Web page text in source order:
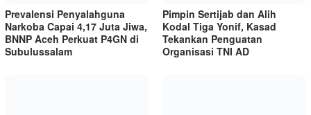
Prevalensi Penyalahguna
Narkoba Capai 4,17 Juta Jiwa,
BNNP Aceh Perkuat P4GN di
Subulussalam
Pimpin Sertijab dan Alih
Kodal Tiga Yonif, Kasad
Tekankan Penguatan
Organisasi TNI AD